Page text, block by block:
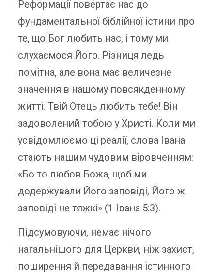
Реформації повертає нас до
фундаментальної біблійної істини про
те, що Бог любить нас, і тому ми
слухаємося Його. Різниця ледь
помітна, але вона має величезне
значення в нашому повсякденному
житті. Твій Отець любить тебе! Він
задоволений тобою у Христі. Коли ми
усвідомлюємо ці реалії, слова Івана
стають нашим чудовим віровченням:
«Бо то любов Божа, щоб ми
додержували Його заповіді, Його ж
заповіді не тяжкі» (1 Івана 5:3).
Підсумовуючи, немає нічого
нагальнішого для Церкви, ніж захист,
поширення й передавання істинного